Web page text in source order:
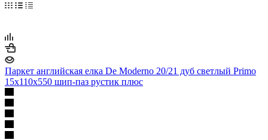
Паркет английская елка De Moderno 20/21 дуб светлый Primo
15х110х550 шип-паз рустик плюс